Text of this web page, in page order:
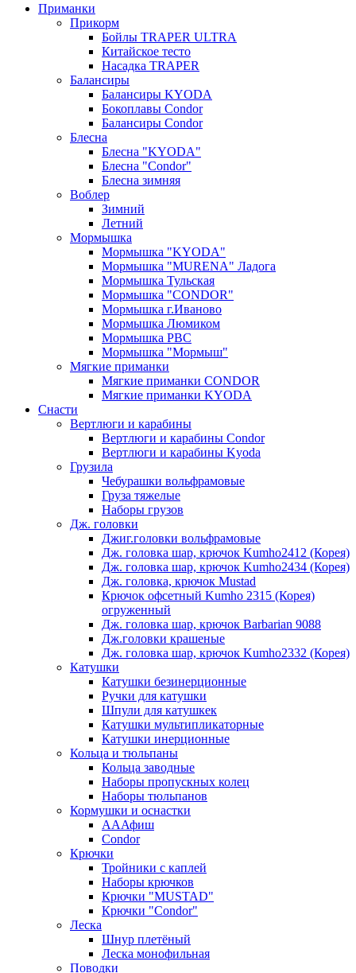
Приманки
Прикорм
Бойлы TRAPER ULTRA
Китайское тесто
Насадка TRAPER
Балансиры
Балансиры KYODA
Бокоплавы Condor
Балансиры Condor
Блесна
Блесна "KYODA"
Блесна "Condor"
Блесна зимняя
Воблер
Зимний
Летний
Мормышка
Мормышка "KYODA"
Мормышка "MURENA" Ладога
Мормышка Тульская
Мормышка "CONDOR"
Мормышка г.Иваново
Мормышка Люмиком
Мормышка РВС
Мормышка "Мормыш"
Мягкие приманки
Мягкие приманки CONDOR
Мягкие приманки KYODA
Снасти
Вертлюги и карабины
Вертлюги и карабины Condor
Вертлюги и карабины Kyoda
Грузила
Чебурашки вольфрамовые
Груза тяжелые
Наборы грузов
Дж. головки
Джиг.головки вольфрамовые
Дж. головка шар, крючок Kumho2412 (Корея)
Дж. головка шар, крючок Kumho2434 (Корея)
Дж. головка, крючок Mustad
Крючок офсетный Kumho 2315 (Корея)
огруженный
Дж. головка шар, крючок Barbarian 9088
Дж.головки крашеные
Дж. головка шар, крючок Kumho2332 (Корея)
Катушки
Катушки безинерционные
Ручки для катушки
Шпули для катушкек
Катушки мультипликаторные
Катушки инерционные
Кольца и тюльпаны
Кольца заводные
Наборы пропускных колец
Наборы тюльпанов
Кормушки и оснастки
АААфиш
Condor
Крючки
Тройники с каплей
Наборы крючков
Крючки "MUSTAD"
Крючки "Condor"
Леска
Шнур плетёный
Леска монофильная
Поводки